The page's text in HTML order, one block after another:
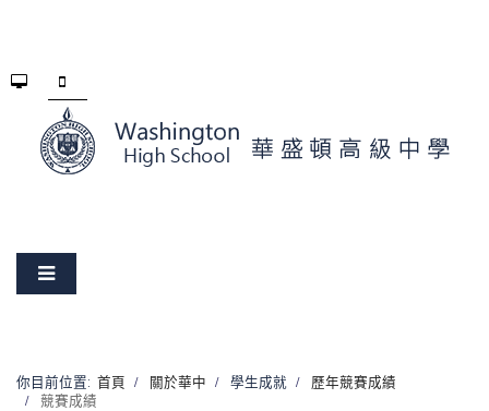
你目前位置: 首頁 關於華中 學生成就
歷年競賽成績
競賽成績